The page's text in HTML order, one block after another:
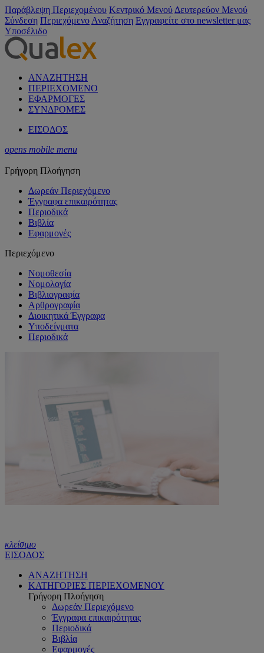
Παράβλεψη Περιεχομένου Κεντρικό Μενού Δευτερεύον Μενού
Σύνδεση Περιεχόμενο Αναζήτηση Εγγραφείτε στο newsletter μας
Υποσέλιδο
ΑΝΑΖΗΤΗΣΗ
ΠΕΡΙΕΧΟΜΕΝΟ
ΕΦΑΡΜΟΓΕΣ
ΣΥΝΔΡΟΜΕΣ
ΕΙΣΟΔΟΣ
opens mobile menu
Γρήγορη Πλοήγηση
Δωρεάν Περιεχόμενο
Έγγραφα επικαιρότητας
Περιοδικά
Βιβλία
Εφαρμογές
Περιεχόμενο
Νομοθεσία
Νομολογία
Βιβλιογραφία
Αρθρογραφία
Διοικητικά Έγγραφα
Υποδείγματα
Περιοδικά
κλείσιμο
ΕΙΣΟΔΟΣ
ΑΝΑΖΗΤΗΣΗ
ΚΑΤΗΓΟΡΙΕΣ ΠΕΡΙΕΧΟΜΕΝΟΥ
Γρήγορη Πλοήγηση
Δωρεάν Περιεχόμενο
Έγγραφα επικαιρότητας
Περιοδικά
Βιβλία
Εφαρμογές